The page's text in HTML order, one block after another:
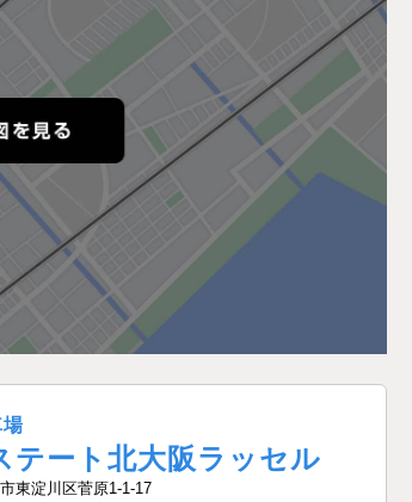
場
テート北大阪ラッセル
東淀川区菅原1-1-17